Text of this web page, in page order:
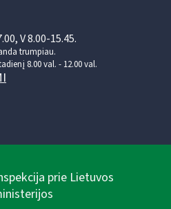
V 8.00-15.45.
trumpiau.
8.00 val. - 12.00 val.
prie Lietuvos